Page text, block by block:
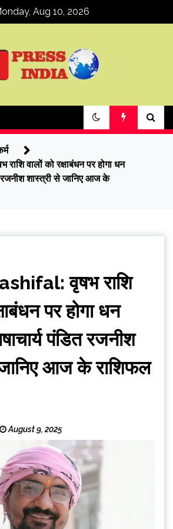
Aug 10, 2026
वालों को रक्षाबंधन पर होगा धन
रजनीश शास्त्री से जानिए आज के
वृषभ राशि
पर होगा धन
पंडित रजनीश
आज के राशिफल
August 9, 2025